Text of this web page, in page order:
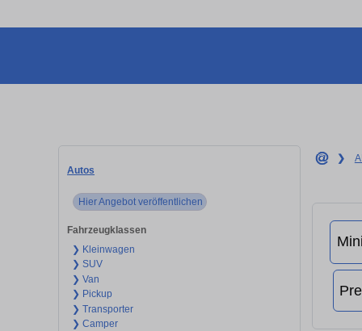
Autos
Hier Angebot veröffentlichen
Fahrzeugklassen
❯ Kleinwagen
❯ SUV
❯ Van
❯ Pickup
❯ Transporter
❯ Camper
❯